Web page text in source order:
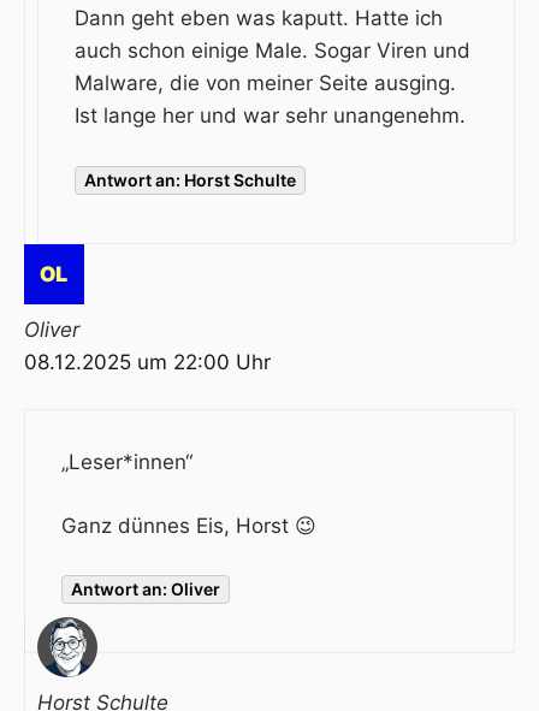
Dann geht eben was kaputt. Hatte ich
auch schon einige Male. Sogar Viren und
Malware, die von meiner Seite ausging.
Ist lange her und war sehr unangenehm.
Antwort an: Horst Schulte
Oliver
08.12.2025 um 22:00 Uhr
„Leser*innen“
Ganz dünnes Eis, Horst 😉
Antwort an: Oliver
Horst Schulte